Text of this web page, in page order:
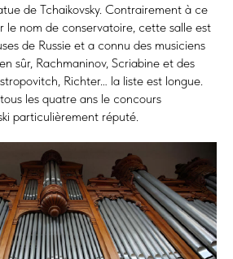
de Tchaikovsky. Contrairement à ce
le nom de conservatoire, cette salle est
de Russie et a connu des musiciens
sûr, Rachmaninov, Scriabine et des
Richter… la liste est longue.
les quatre ans le concours
particulièrement réputé.